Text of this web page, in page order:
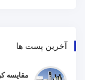
آخرین پست ها